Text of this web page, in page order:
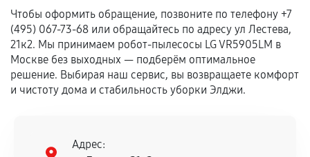
самостоятельно
Гарантия на выполненные работы может
сохраняться полностью или частично, если
соблюдены следующие условия:
Предоставленные детали подходят по
Установка была выполнена нашим сервисным
Чтобы оформить обращение, позвоните по телефону +7
(495) 067-73-68 или обращайтесь по адресу ул Лестева,
21к2. Мы принимаем робот-пылесосы LG VR5905LM в
Москве без выходных — подберём оптимальное
решение. Выбирая наш сервис, вы возвращаете комфорт
и чистоту дома и стабильность уборки Элджи.
Адрес: